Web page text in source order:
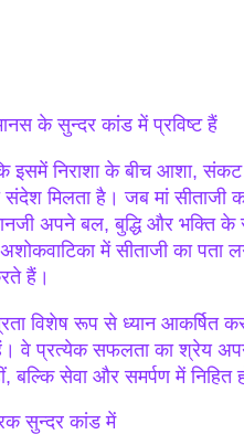
के सुन्दर कांड में प्रविष्ट हैं
इसमें निराशा के बीच आशा,
मिलता है। जब मां सीताजी
अपने बल, बुद्धि और भक्ति
में सीताजी का पता
हैं।
विशेष रूप से ध्यान आकर्षित
वे प्रत्येक सफलता का श्रेय
बल्कि सेवा और समर्पण में निहित
सुन्दर कांड में